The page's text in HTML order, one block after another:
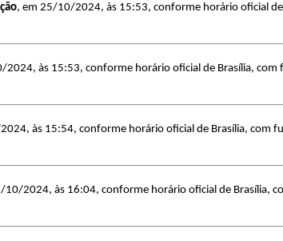
, em 25/10/2024, às 15:53, conforme horário oficial
2024, às 15:53, conforme horário oficial de Brasília, com
às 15:54, conforme horário oficial de Brasília, com
10/2024, às 16:04, conforme horário oficial de Brasília,